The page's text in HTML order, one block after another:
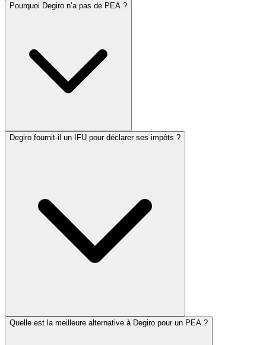
Pourquoi Degiro n’a pas de PEA ?
Degiro fournit-il un IFU pour déclarer ses impôts ?
Quelle est la meilleure alternative à Degiro pour un PEA ?